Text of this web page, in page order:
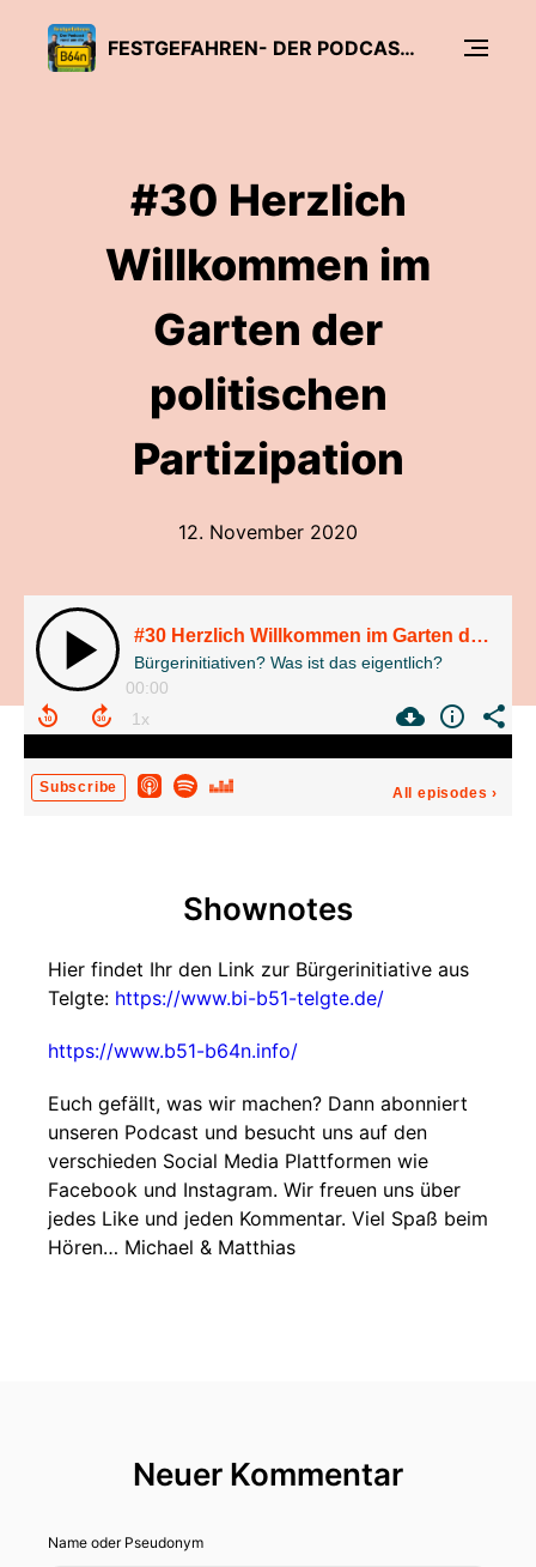
FESTGEFAHREN- DER PODCAST RUND UM DIE B64N
#30 Herzlich
Willkommen im
Garten der
politischen
Partizipation
12. November 2020
#30 Herzlich Willkommen im Garten der politischen Partizipation
Bürgerinitiativen? Was ist das eigentlich?
00:00
Subscribe All episodes ›
Shownotes
Hier findet Ihr den Link zur Bürgerinitiative aus
Telgte: https://www.bi-b51-telgte.de/
https://www.b51-b64n.info/
Euch gefällt, was wir machen? Dann abonniert
unseren Podcast und besucht uns auf den
verschieden Social Media Plattformen wie
Facebook und Instagram. Wir freuen uns über
jedes Like und jeden Kommentar. Viel Spaß beim
Hören… Michael & Matthias
Neuer Kommentar
Name oder Pseudonym